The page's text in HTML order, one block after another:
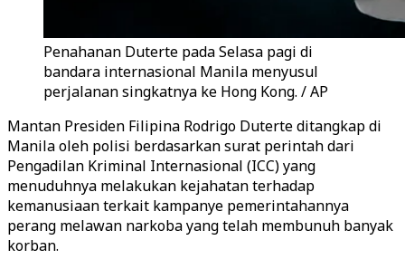
Penahanan Duterte pada Selasa pagi di
bandara internasional Manila menyusul
perjalanan singkatnya ke Hong Kong. / AP
Mantan Presiden Filipina Rodrigo Duterte ditangkap di
Manila oleh polisi berdasarkan surat perintah dari
Pengadilan Kriminal Internasional (ICC) yang
menuduhnya melakukan kejahatan terhadap
kemanusiaan terkait kampanye pemerintahannya
perang melawan narkoba yang telah membunuh banyak
korban.